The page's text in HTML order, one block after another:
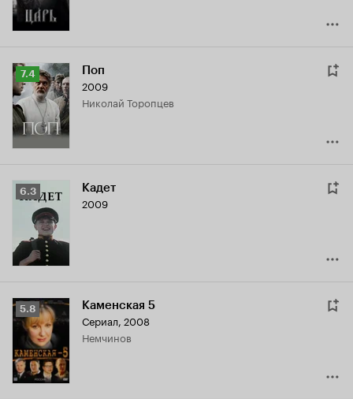
Рейтинг
Кинопоиска
7.4
7.4 Поп
2009
Николай Торопцев
Рейтинг
Кинопоиска
6.3
6.3 Кадет
2009
Рейтинг
Кинопоиска
5.8
5.8 Каменская 5
Сериал, 2008
Немчинов